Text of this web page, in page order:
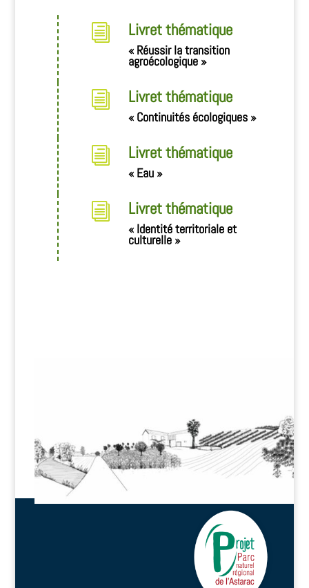
i Livret thématique
« Réussir la transition
agroécologique »
i Livret thématique
« Continuités écologiques »
i Livret thématique
« Eau »
i Livret thématique
« Identité territoriale et
culturelle »